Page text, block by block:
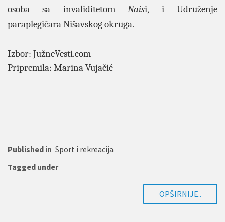
osoba sa invaliditetomNaisi, i Udruženje
paraplegičara Nišavskog okruga.
Izbor: JužneVesti.com
Pripremila: Marina Vujačić
Published in Sport i rekreacija
Tagged under
OPŠIRNIJE..